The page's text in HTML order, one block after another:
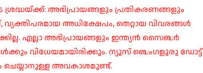
അഭിപ്രായങ്ങളും പ്രതികരണങ്ങളും
വ്യക്തിപരമായ അധിക്ഷേപം, തെറ്റായ വിവരങ്ങൾ
എല്ലാ അഭിപ്രായങ്ങളും ഇന്ത്യൻ സൈബർ
വിധേയമായിരിക്കും. ന്യൂസ് ബെംഗളൂരു ഡോട്ട്
ചെയ്യാനുള്ള അവകാശമുണ്ട്.